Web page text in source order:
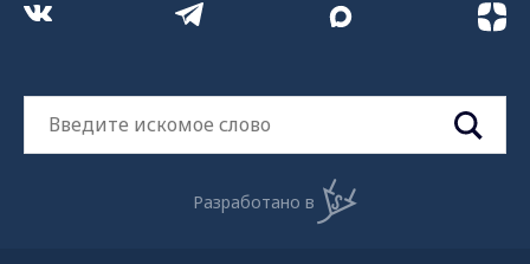
Разработано в